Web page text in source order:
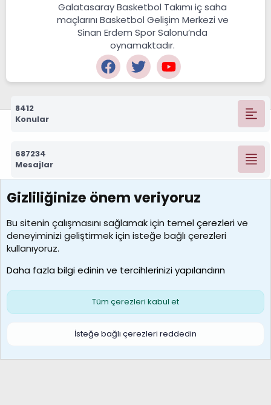
Galatasaray Basketbol Takımı iç saha
maçlarını Basketbol Gelişim Merkezi ve
Sinan Erdem Spor Salonu’nda
oynamaktadır.
8412
Konular
687234
Mesajlar
7388
Kullanıcılar
borabekirogluu
Son üye
Çerezler
S
Gizliliğinize önem veriyoruz
Bu sitenin çalışmasını sağlamak için temelçerezlerive
deneyiminizi geliştirmek için isteğe bağlı çerezleri
kullanıyoruz.
Daha fazla bilgi edinin ve tercihlerinizi yapılandırın
Tüm çerezleri kabul et
İsteğe bağlı çerezleri reddedin